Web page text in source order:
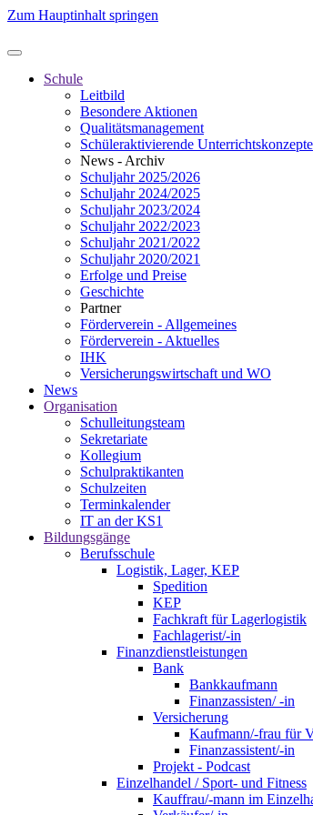
Zum Hauptinhalt springen
Schule
Leitbild
Besondere Aktionen
Qualitätsmanagement
Schüleraktivierende Unterrichtskonzepte
News - Archiv
Schuljahr 2025/2026
Schuljahr 2024/2025
Schuljahr 2023/2024
Schuljahr 2022/2023
Schuljahr 2021/2022
Schuljahr 2020/2021
Erfolge und Preise
Geschichte
Partner
Förderverein - Allgemeines
Förderverein - Aktuelles
IHK
Versicherungswirtschaft und WO
News
Organisation
Schulleitungsteam
Sekretariate
Kollegium
Schulpraktikanten
Schulzeiten
Terminkalender
IT an der KS1
Bildungsgänge
Berufsschule
Logistik, Lager, KEP
Spedition
KEP
Fachkraft für Lagerlogistik
Fachlagerist/-in
Finanzdienstleistungen
Bank
Bankkaufmann
Finanzassisten/ -in
Versicherung
Kaufmann/-frau für
Finanzassistent/-in
Projekt - Podcast
Einzelhandel / Sport- und Fitness
Kauffrau/-mann im